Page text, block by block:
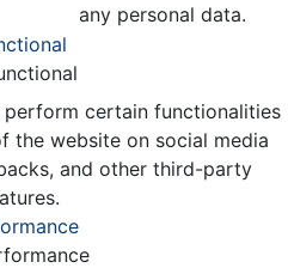
any personal data.
certain functionalities
the website on social media
and other third-party